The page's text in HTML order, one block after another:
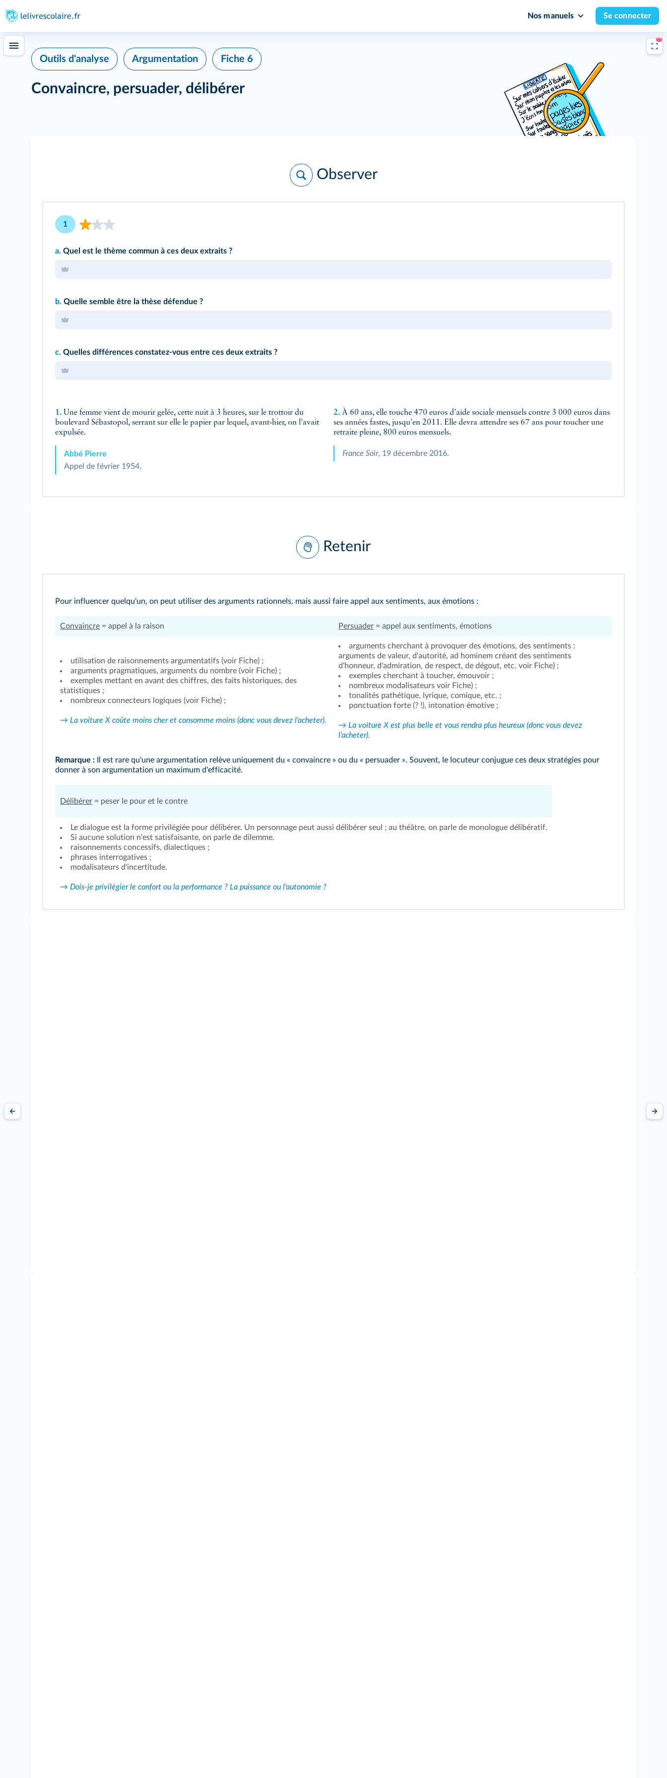
Nos manuels Se connecter
Outils d'analyse Argumentation Fiche 6
Convaincre, persuader, délibérer
Observer
1
a. Quel est le thème commun à ces deux extraits ?
b. Quelle semble être la thèse défendue ?
c. Quelles différences constatez-vous entre ces deux extraits ?
1. Une femme vient de mourir gelée, cette nuit à 3 heures, sur le trottoir du
boulevard Sébastopol, serrant sur elle le papier par lequel, avant‑hier, on l'avait
expulsée.
Abbé Pierre
Appel de février 1954.
2. À 60 ans, elle touche 470 euros d'aide sociale mensuels contre 3 000 euros dans
ses années fastes, jusqu'en 2011. Elle devra attendre ses 67 ans pour toucher une
retraite pleine, 800 euros mensuels.
France Soir, 19 décembre 2016.
Retenir
Pour influencer quelqu'un, on peut utiliser des arguments rationnels, mais aussi faire appel aux sentiments, aux émotions :
Convaincre = appel à la raison Persuader = appel aux sentiments, émotions
utilisation de raisonnements argumentatifs (voir Fiche) ;
arguments pragmatiques, arguments du nombre (voir Fiche) ;
exemples mettant en avant des chiffres, des faits historiques, des
statistiques ;
nombreux connecteurs logiques (voir Fiche) ;
→ La voiture X coûte moins cher et consomme moins (donc vous devez l'acheter).
arguments cherchant à provoquer des émotions, des sentiments :
arguments de valeur, d'autorité, ad hominem créant des sentiments
d'honneur, d'admiration, de respect, de dégout, etc. voir Fiche) ;
exemples cherchant à toucher, émouvoir ;
nombreux modalisateurs voir Fiche) ;
tonalités pathétique, lyrique, comique, etc. ;
ponctuation forte (? !), intonation émotive ;
→ La voiture X est plus belle et vous rendra plus heureux (donc vous devez
l'acheter).
Remarque : Il est rare qu'une argumentation relève uniquement du « convaincre » ou du « persuader ». Souvent, le locuteur conjugue ces deux stratégies pour
donner à son argumentation un maximum d'efficacité.
Délibérer = peser le pour et le contre
Le dialogue est la forme privilégiée pour délibérer. Un personnage peut aussi délibérer seul ; au théâtre, on parle de monologue délibératif.
Si aucune solution n'est satisfaisante, on parle de dilemme.
raisonnements concessifs, dialectiques ;
phrases interrogatives ;
modalisateurs d'incertitude.
→ Dois-je privilégier le confort ou la performance ? La puissance ou l'autonomie ?